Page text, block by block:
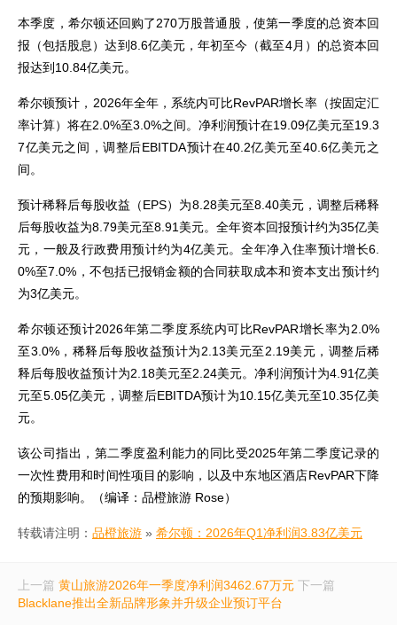
本季度，希尔顿还回购了270万股普通股，使第一季度的总资本回
报（包括股息）达到8.6亿美元，年初至今（截至4月）的总资本回
报达到10.84亿美元。
希尔顿预计，2026年全年，系统内可比RevPAR增长率（按固定汇
率计算）将在2.0%至3.0%之间。净利润预计在19.09亿美元至19.3
7亿美元之间，调整后EBITDA预计在40.2亿美元至40.6亿美元之
间。
预计稀释后每股收益（EPS）为8.28美元至8.40美元，调整后稀释
后每股收益为8.79美元至8.91美元。全年资本回报预计约为35亿美
元，一般及行政费用预计约为4亿美元。全年净入住率预计增长6.
0%至7.0%，不包括已报销金额的合同获取成本和资本支出预计约
为3亿美元。
希尔顿还预计2026年第二季度系统内可比RevPAR增长率为2.0%
至3.0%，稀释后每股收益预计为2.13美元至2.19美元，调整后稀
释后每股收益预计为2.18美元至2.24美元。净利润预计为4.91亿美
元至5.05亿美元，调整后EBITDA预计为10.15亿美元至10.35亿美
元。
该公司指出，第二季度盈利能力的同比受2025年第二季度记录的
一次性费用和时间性项目的影响，以及中东地区酒店RevPAR下降
的预期影响。（编译：品橙旅游 Rose）
转载请注明： 品橙旅游 » 希尔顿：2026年Q1净利润3.83亿美元
上一篇 黄山旅游2026年一季度净利润3462.67万元 下一篇
Blacklane推出全新品牌形象并升级企业预订平台